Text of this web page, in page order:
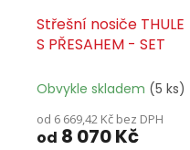
Střešní nosiče THULE
S PŘESAHEM - SET
Obvykle skladem (5 ks)
od 6 669,42 Kč bez DPH
od 8 070 Kč